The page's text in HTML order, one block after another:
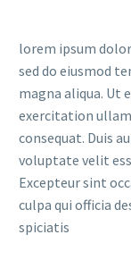
lorem ipsum
sed do eiusmod
magna aliqua. Ut
exercitation
consequat. Duis
voluptate velit
Excepteur sint
culpa qui officia
spiciatis